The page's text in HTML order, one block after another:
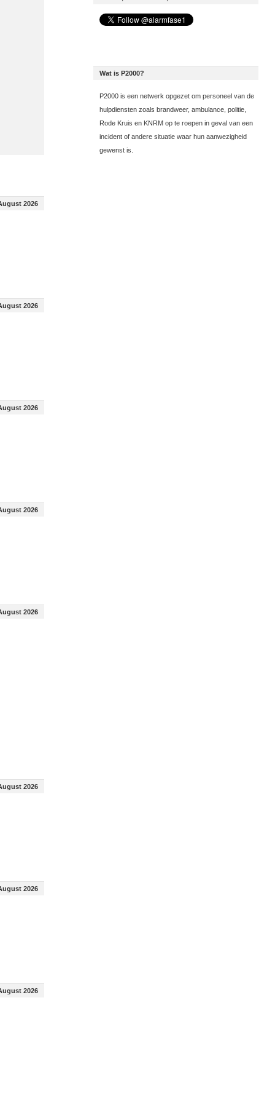
2026
2026
2026
2026
2026
2026
2026
2026
Wat is P2000?
P2000 is een netwerk opgezet om personeel van de
hulpdiensten zoals brandweer, ambulance, politie,
Rode Kruis en KNRM op te roepen in geval van een
incident of andere situatie waar hun aanwezigheid
gewenst is.